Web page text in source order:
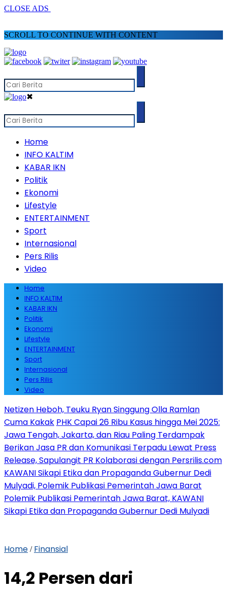
CLOSE ADS
SCROLL TO CONTINUE WITH CONTENT
✖
Home
INFO KALTIM
KABAR IKN
Politik
Ekonomi
Lifestyle
ENTERTAINMENT
Sport
Internasional
Pers Rilis
Video
Home
INFO KALTIM
KABAR IKN
Politik
Ekonomi
Lifestyle
ENTERTAINMENT
Sport
Internasional
Pers Rilis
Video
Netizen Heboh, Teuku Ryan Singgung Olla Ramlan
Cuma Kakak PHK Capai 26 Ribu Kasus hingga Mei 2025:
Jawa Tengah, Jakarta, dan Riau Paling Terdampak
Berikan Jasa PR dan Komunikasi Terpadu Lewat Press
Release, Sapulangit PR Kolaborasi dengan Persrilis.com
KAWANI Sikapi Etika dan Propaganda Gubernur Dedi
Mulyadi, Polemik Publikasi Pemerintah Jawa Barat
Polemik Publikasi Pemerintah Jawa Barat, KAWANI
Sikapi Etika dan Propaganda Gubernur Dedi Mulyadi
Home / Finansial
14,2 Persen dari